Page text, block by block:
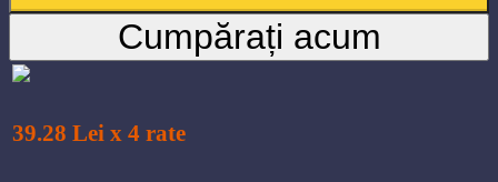
Cumpărați acum
39.28 Lei x 4 rate